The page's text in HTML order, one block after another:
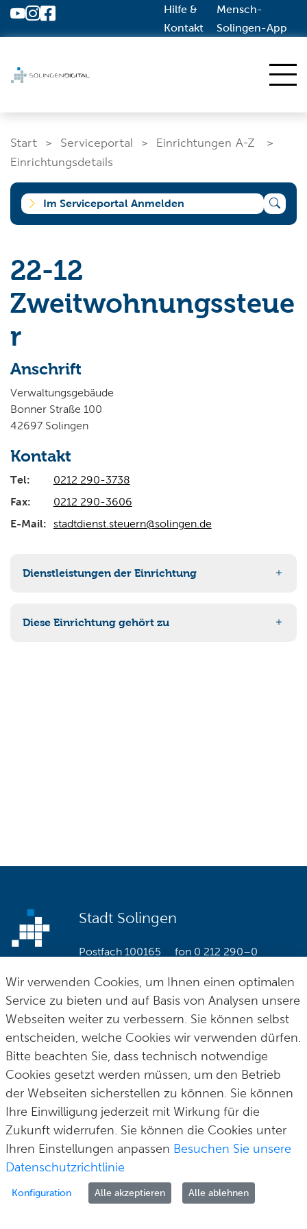
Zum Hauptinhalt springen
Hilfe &
Kontakt
Mensch-
Solingen-App
Dienstleistungen A-Z
Solingen.de
Start Serviceportal
Einrichtungen A-Z
Einrichtungsdetails
Im Serviceportal Anmelden
Was suchen Sie?
22-12
Zweitwohnungssteue
r
Anschrift
Verwaltungsgebäude
Bonner Straße 100
42697 Solingen
Kontakt
Tel:
0212 290-3738
Fax:
0212 290-3606
E-Mail:
stadtdienst.steuern@solingen.de
Dienstleistungen der Einrichtung
Diese Einrichtung gehört zu
Stadt Solingen
Postfach 100165
fon 0 212 290–0
post@solingen.de
© Stadt Solingen 2026
Hilfe & KontaktImpressumDatenschutzCookie-Richtlinie
Wir verwenden Cookies, um Ihnen einen optimalen
Service zu bieten und auf Basis von Analysen unsere
Webseiten weiter zu verbessern. Sie können selbst
entscheiden, welche Cookies wir verwenden dürfen.
Bitte beachten Sie, dass technisch notwendige
Cookies gesetzt werden müssen, um den Betrieb
der Webseiten sicherstellen zu können. Sie können
Ihre Einwilligung jederzeit mit Wirkung für die
Zukunft widerrufen. Sie können die Cookies unter
Ihren Einstellungen anpassen Besuchen Sie unsere
Datenschutzrichtlinie
Konfiguration Alle akzeptieren Alle ablehnen